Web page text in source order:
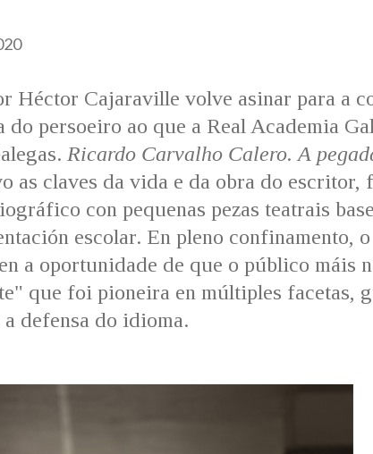
Héctor Cajaraville volve asinar para a
persoeiro ao que a Real Academia
Ricardo Carvalho Calero. A
as claves da vida e da obra do
con pequenas pezas teatrais
escolar. En pleno confinamento,
a oportunidade de que o público máis
que foi pioneira en múltiples facetas,
defensa do idioma.